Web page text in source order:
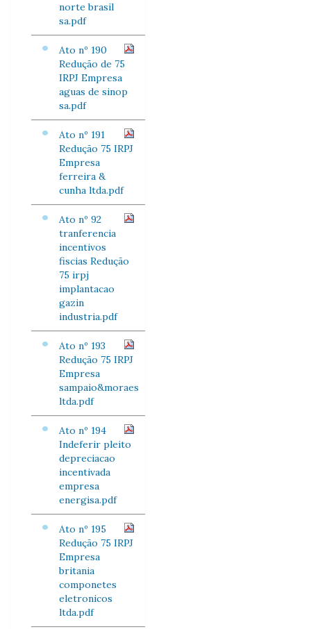
norte brasil
sa.pdf
Ato nº 190
Redução de 75
IRPJ Empresa
aguas de sinop
sa.pdf
Ato nº 191
Redução 75 IRPJ
Empresa
ferreira &
cunha ltda.pdf
Ato nº 92
tranferencia
incentivos
fiscias Redução
75 irpj
implantacao
gazin
industria.pdf
Ato nº 193
Redução 75 IRPJ
Empresa
sampaio&moraes
ltda.pdf
Ato nº 194
Indeferir pleito
depreciacao
incentivada
empresa
energisa.pdf
Ato nº 195
Redução 75 IRPJ
Empresa
britania
componetes
eletronicos
ltda.pdf